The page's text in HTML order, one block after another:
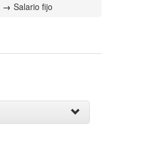
Salario fijo